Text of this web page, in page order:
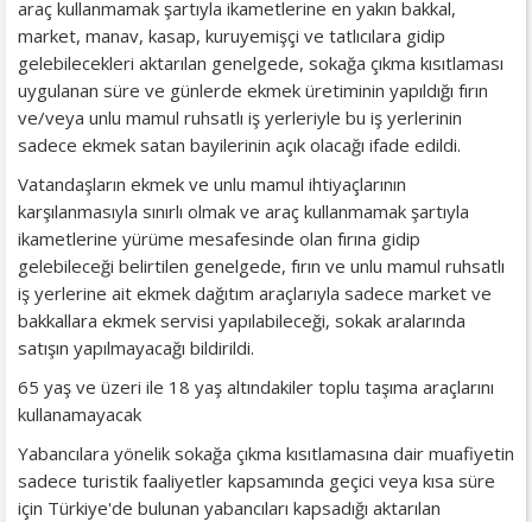
araç kullanmamak şartıyla ikametlerine en yakın bakkal,
market, manav, kasap, kuruyemişçi ve tatlıcılara gidip
gelebilecekleri aktarılan genelgede, sokağa çıkma kısıtlaması
uygulanan süre ve günlerde ekmek üretiminin yapıldığı fırın
ve/veya unlu mamul ruhsatlı iş yerleriyle bu iş yerlerinin
sadece ekmek satan bayilerinin açık olacağı ifade edildi.
Vatandaşların ekmek ve unlu mamul ihtiyaçlarının
karşılanmasıyla sınırlı olmak ve araç kullanmamak şartıyla
ikametlerine yürüme mesafesinde olan fırına gidip
gelebileceği belirtilen genelgede, fırın ve unlu mamul ruhsatlı
iş yerlerine ait ekmek dağıtım araçlarıyla sadece market ve
bakkallara ekmek servisi yapılabileceği, sokak aralarında
satışın yapılmayacağı bildirildi.
65 yaş ve üzeri ile 18 yaş altındakiler toplu taşıma araçlarını
kullanamayacak
Yabancılara yönelik sokağa çıkma kısıtlamasına dair muafiyetin
sadece turistik faaliyetler kapsamında geçici veya kısa süre
için Türkiye'de bulunan yabancıları kapsadığı aktarılan